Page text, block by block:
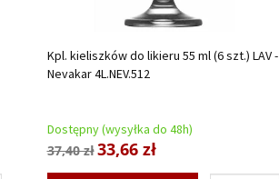
Kpl. kieliszków do likieru 55 ml (6 szt.) LAV -
Nevakar 4L.NEV.512
Dostępny (wysyłka do 48h)
37,40 zł33,66 zł